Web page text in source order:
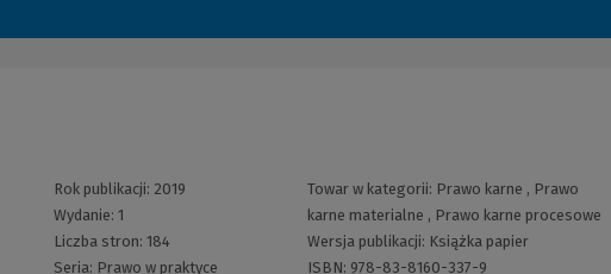
Rok publikacji: 2019
Wydanie:1
Liczba stron:184
Seria: Prawo w praktyce
Towar w kategorii: Prawo karne , Prawo
karne materialne , Prawo karne procesowe
Wersja publikacji: Książka papier
ISBN: 978-83-8160-337-9